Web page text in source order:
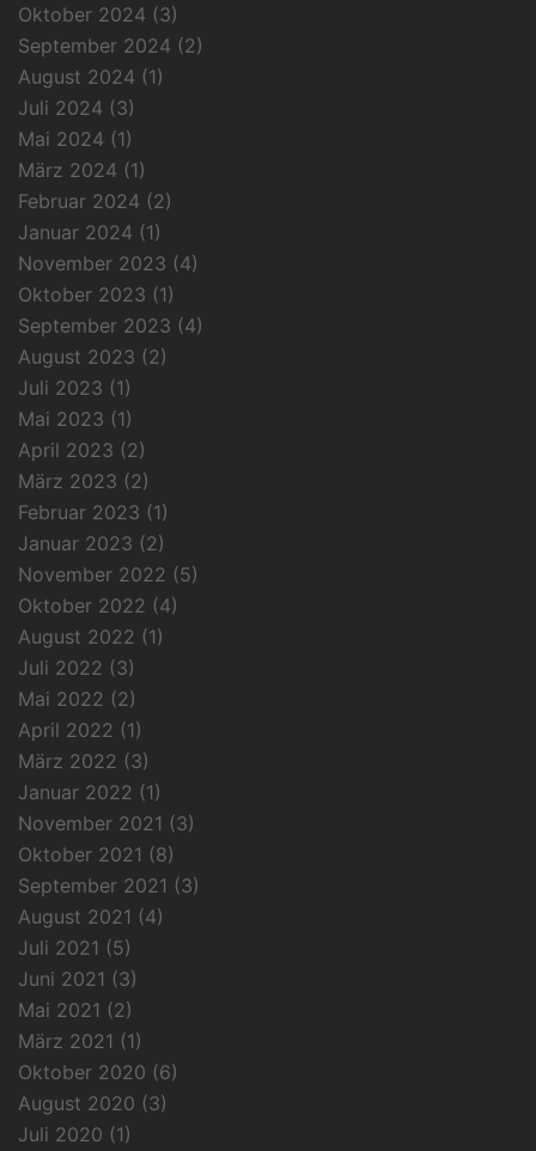
Oktober 2024 (3)
September 2024 (2)
August 2024 (1)
Juli 2024 (3)
Mai 2024 (1)
März 2024 (1)
Februar 2024 (2)
Januar 2024 (1)
November 2023 (4)
Oktober 2023 (1)
September 2023 (4)
August 2023 (2)
Juli 2023 (1)
Mai 2023 (1)
April 2023 (2)
März 2023 (2)
Februar 2023 (1)
Januar 2023 (2)
November 2022 (5)
Oktober 2022 (4)
August 2022 (1)
Juli 2022 (3)
Mai 2022 (2)
April 2022 (1)
März 2022 (3)
Januar 2022 (1)
November 2021 (3)
Oktober 2021 (8)
September 2021 (3)
August 2021 (4)
Juli 2021 (5)
Juni 2021 (3)
Mai 2021 (2)
März 2021 (1)
Oktober 2020 (6)
August 2020 (3)
Juli 2020 (1)